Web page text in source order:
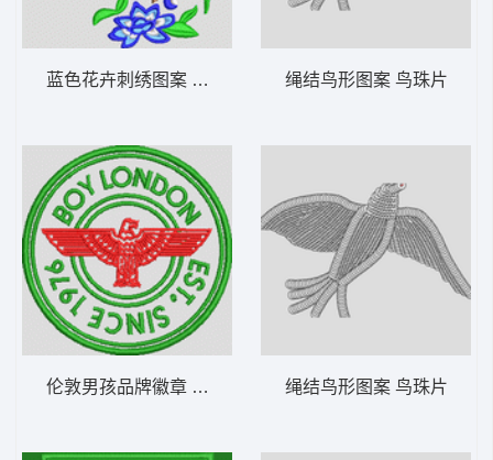
蓝色花卉刺绣图案 汉服
伦敦男孩品牌徽章 章仔 男装
绳结鸟形图案 鸟珠片
绳结鸟形图案 鸟珠片